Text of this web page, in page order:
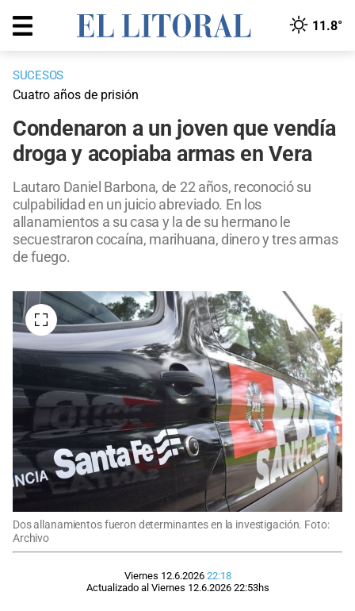
11.8°
SUCESOS
Cuatro años de prisión
Condenaron a un joven que vendía
droga y acopiaba armas en Vera
Lautaro Daniel Barbona, de 22 años, reconoció su
culpabilidad en un juicio abreviado. En los
allanamientos a su casa y la de su hermano le
secuestraron cocaína, marihuana, dinero y tres armas
de fuego.
Dos allanamientos fueron determinantes en la investigación. Foto:
Archivo
Viernes 12.6.2026 22:18
Actualizado al Viernes 12.6.2026 22:53hs